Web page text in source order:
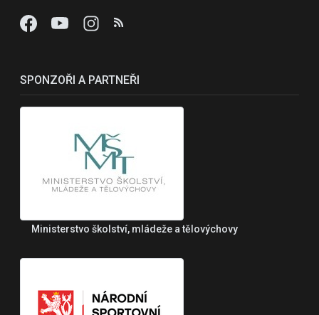
SPONZOŘI A PARTNEŘI
Ministerstvo školství, mládeže a tělovýchovy